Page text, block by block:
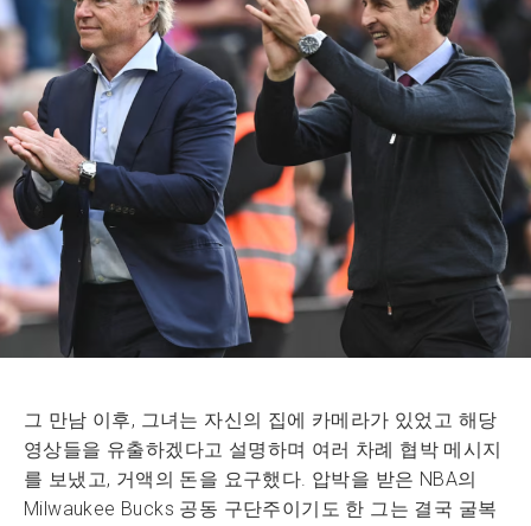
그 만남 이후, 그녀는 자신의 집에 카메라가 있었고 해당
영상들을 유출하겠다고 설명하며 여러 차례 협박 메시지
를 보냈고, 거액의 돈을 요구했다. 압박을 받은 NBA의
Milwaukee Bucks 공동 구단주이기도 한 그는 결국 굴복